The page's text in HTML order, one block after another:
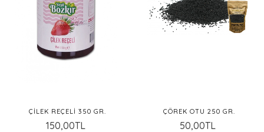
ÇILEK REÇELI 350 GR.
150,00TL
ÇÖREK OTU 250 GR.
50,00TL